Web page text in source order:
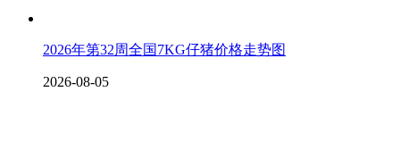
2026年第32周全国7KG仔猪价格走势图
2026-08-05